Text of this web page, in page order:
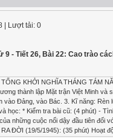
| Lượt tải: 0
9 - Tiết 26, Bài 22: Cao trào
KHỞI NGHĨA THÁNG TÁM
thành lập Mặt trận Việt Minh
vào Đảng, vào Bác. 3. Kĩ năng:
học: * Kiểm tra bài cũ: (4 phút) -
những cuộc nổi dậy đầu tiên
ĐỜI (19/5/1945): (35 phút)